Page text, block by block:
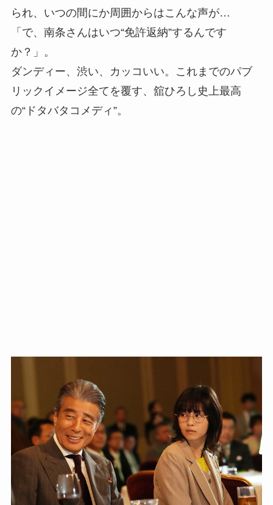
られ、いつの間にか周囲からはこんな声が…
「で、南条さんはいつ“免許返納”するんです
か？」。
ダンディー、渋い、カッコいい。これまでのパブ
リックイメージ全てを覆す、舘ひろし史上最高
の“ドタバタコメディ”。